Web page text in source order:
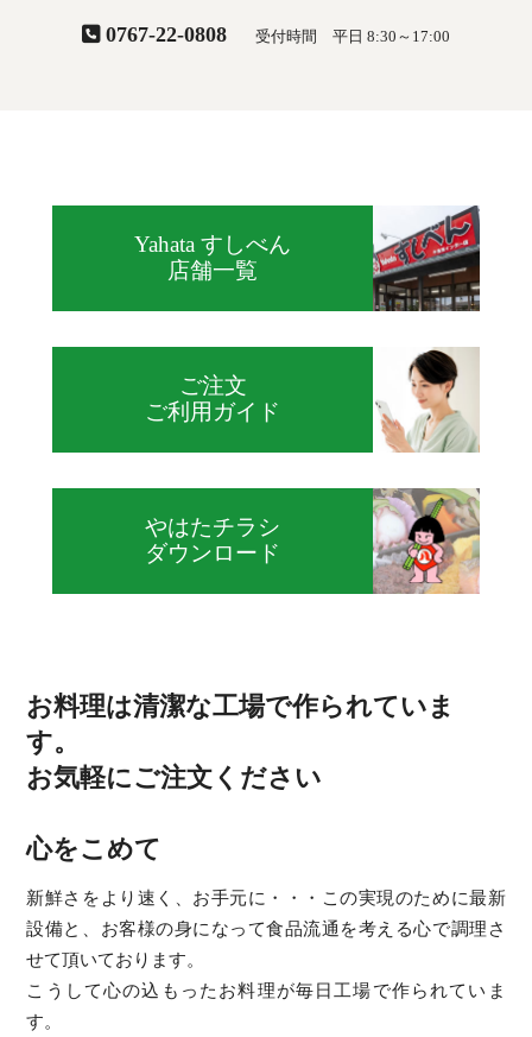
0767-22-0808
受付時間 平日 8:30～17:00
Yahata すしべん
店舗一覧
ご注文
ご利用ガイド
やはたチラシ
ダウンロード
お料理は清潔な工場で作られていま
す。
お気軽にご注文ください
心をこめて
新鮮さをより速く、お手元に・・・この実現のために最新
設備と、お客様の身になって食品流通を考える心で調理さ
せて頂いております。
こうして心の込もったお料理が毎日工場で作られていま
す。